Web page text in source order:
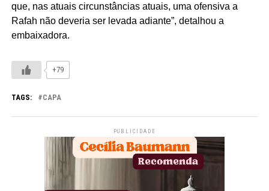
que, nas atuais circunstâncias atuais, uma ofensiva a
Rafah não deveria ser levada adiante”, detalhou a
embaixadora.
+79
TAGS: CAPA
PUBLICIDADE